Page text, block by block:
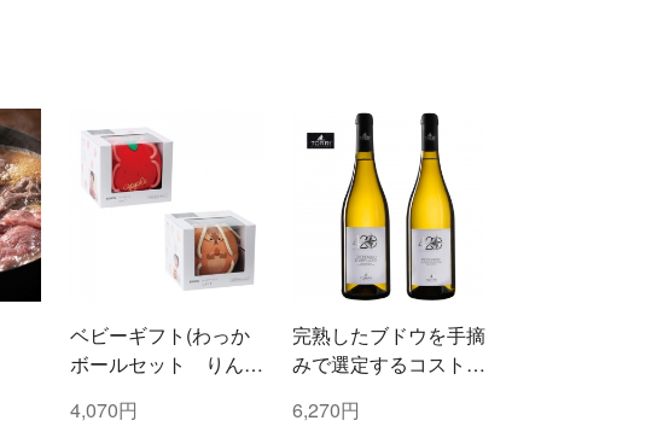
ベビーギフト(わっか
ボールセット りん
4,070円
完熟したブドウを手摘
みで選定するコストと
2本セット！ トッリ
6,270円